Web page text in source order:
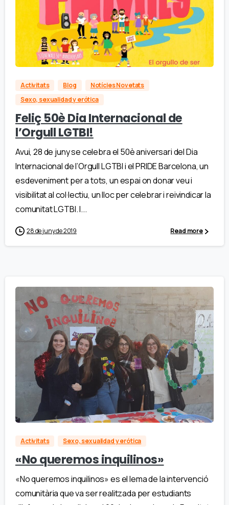
Activitats Blog
Notícies Novetats
Sexo, sexualidad y erótica
Feliç 50è Dia Internacional de
l’Orgull LGTBI!
Avui, 28 de juny se celebra el 50è aniversari del Dia
Internacional de l’Orgull LGTBI i el PRIDE Barcelona, un
esdeveniment per a tots, un espai on donar veu i
visibilitat al col·lectiu, un lloc per celebrar i reivindicar la
comunitat LGTBI. I...
28 de juny de 2019 Read more
Activitats Sexo, sexualidad y erótica
«No queremos inquilinos»
«No queremos inquilinos» es el lema de la intervenció
comunitària que va ser realitzada per estudiants